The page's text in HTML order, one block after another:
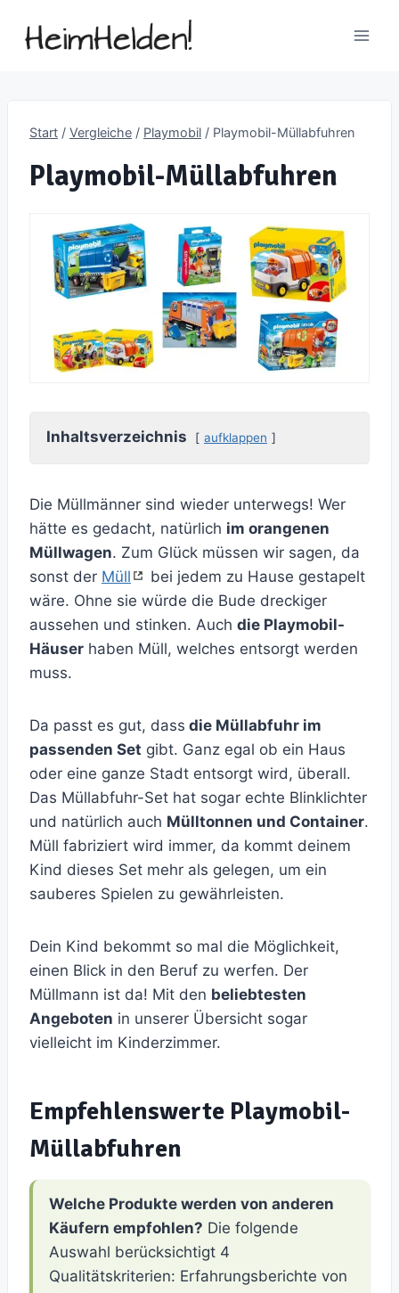
Inhalt
Start / Vergleiche / Playmobil / Playmobil-Müllabfuhren
Playmobil-Müllabfuhren
Inhaltsverzeichnis aufklappen
Die Müllmänner sind wieder unterwegs! Wer
hätte es gedacht, natürlich im orangenen
Müllwagen. Zum Glück müssen wir sagen, da
sonst der Müll
bei jedem zu Hause gestapelt
wäre. Ohne sie würde die Bude dreckiger
aussehen und stinken. Auch die Playmobil-
Häuser haben Müll, welches entsorgt werden
muss.
Da passt es gut, dass die Müllabfuhr im
passenden Set gibt. Ganz egal ob ein Haus
oder eine ganze Stadt entsorgt wird, überall.
Das Müllabfuhr-Set hat sogar echte Blinklichter
und natürlich auch Mülltonnen und Container.
Müll fabriziert wird immer, da kommt deinem
Kind dieses Set mehr als gelegen, um ein
sauberes Spielen zu gewährleisten.
Dein Kind bekommt so mal die Möglichkeit,
einen Blick in den Beruf zu werfen. Der
Müllmann ist da! Mit den beliebtesten
Angeboten in unserer Übersicht sogar
vielleicht im Kinderzimmer.
Empfehlenswerte Playmobil-
Müllabfuhren
Welche Produkte werden von anderen
Käufern empfohlen? Die folgende
Auswahl berücksichtigt 4
Qualitätskriterien: Erfahrungsberichte von